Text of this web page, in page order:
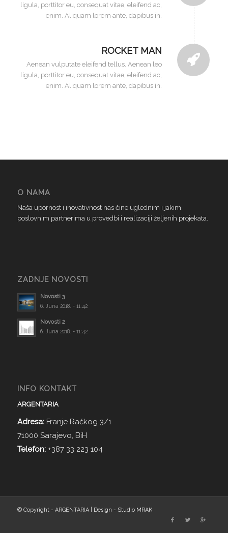
ligula, porttitor eu, consequat vitae, eleifend ac,
enim. Aliquam lorem ante, dapibus in.
ROCKET MAN
Aenean vulputate eleifend tellus. Aenean leo
ligula, porttitor eu, consequat vitae, eleifend ac,
enim. Aliquam lorem ante, dapibus in.
O NAMA
Naša upornost i inovativnost nas čine uglednim i jakim
poslovnim partnerima u provedbi i realizaciji željenih projekata.
ZADNJE NOVOSTI
Novosti 3
6. Juna 2018. - 11:42
Novosti 2
6. Juna 2018. - 11:42
INFO KONTAKT
ARGENTARIA
Adresa: Franje Račkog 3/1
71000 Sarajevo, BiH
Telefon: +387 33 223 104
© Copyright - ARGENTARIA | Design - Studio MRAK